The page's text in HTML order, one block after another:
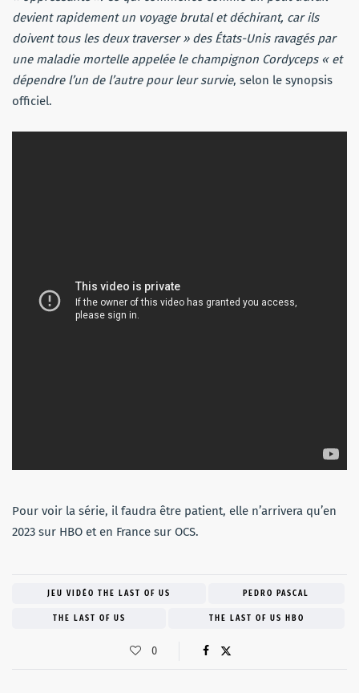
devient rapidement un voyage brutal et déchirant, car ils
doivent tous les deux traverser » des États-Unis ravagés par
une maladie mortelle appelée le champignon Cordyceps « et
dépendre l’un de l’autre pour leur survie, selon le synopsis
officiel.
Pour voir la série, il faudra être patient, elle n’arrivera qu’en
2023 sur HBO et en France sur OCS.
JEU VIDÉO THE LAST OF US PEDRO PASCAL
THE LAST OF US THE LAST OF US HBO
0